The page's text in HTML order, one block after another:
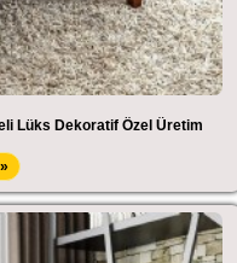
Lüks Dekoratif Özel Üretim